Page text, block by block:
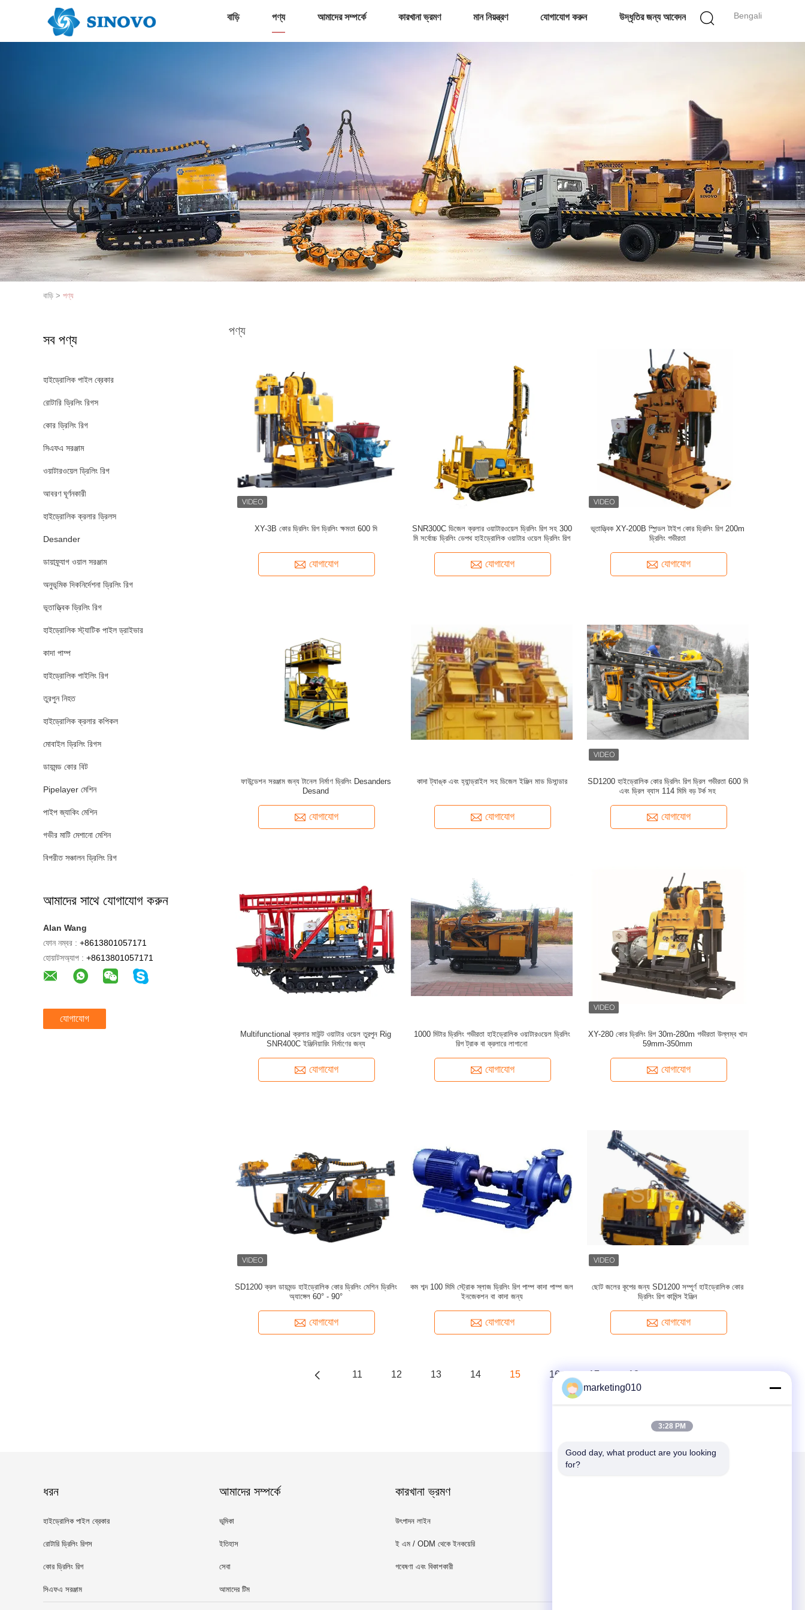
Bengali
বাড়ি পণ্য আমাদের সম্পর্কে কারখানা ভ্রমণ মান নিয়ন্ত্রণ যোগাযোগ করুন উদ্ধৃতির জন্য আবেদন
বাড়ি > পণ্য
সব পণ্য
হাইড্রোলিক পাইল ব্রেকার
রোটারি ড্রিলিং রিগস
কোর ড্রিলিং রিগ
সিএফএ সরঞ্জাম
ওয়াটারওয়েল ড্রিলিং রিগ
আবরণ ঘূর্ণনকারী
হাইড্রোলিক ক্রলার ড্রিলস
Desander
ডায়াফ্র্যাগ ওয়াল সরঞ্জাম
অনুভূমিক দিকনির্দেশনা ড্রিলিং রিগ
ভূতাত্ত্বিক ড্রিলিং রিগ
হাইড্রোলিক স্ট্যাটিক পাইল ড্রাইভার
কাদা পাম্প
হাইড্রোলিক পাইলিং রিগ
তুরপুন নিহত
হাইড্রোলিক ক্রলার কপিকল
মোবাইল ড্রিলিং রিগস
ডায়মন্ড কোর বিট
Pipelayer মেশিন
পাইপ জ্যাকিং মেশিন
গভীর মাটি মেশানো মেশিন
বিপরীত সঞ্চালন ড্রিলিং রিগ
আমাদের সাথে যোগাযোগ করুন
Alan Wang
ফোন নম্বর : +8613801057171
হোয়াটসঅ্যাপ : +8613801057171
যোগাযোগ
পণ্য
XY-3B কোর ড্রিলিং রিগ ড্রিলিং ক্ষমতা 600 মি
যোগাযোগ
SNR300C ডিজেল ক্রলার ওয়াটারওয়েল ড্রিলিং রিগ সহ 300
মি সর্বোচ্চ ড্রিলিং ডেপথ হাইড্রোলিক ওয়াটার ওয়েল ড্রিলিং রিগ
যোগাযোগ
ভূতাত্ত্বিক XY-200B স্পিন্ডল টাইপ কোর ড্রিলিং রিগ 200m
ড্রিলিং গভীরতা
যোগাযোগ
ফাউন্ডেশন সরঞ্জাম জন্য টানেল নির্মাণ ড্রিলিং Desanders
Desand
যোগাযোগ
কাদা ট্যাঙ্ক এবং হ্যান্ড্রাইল সহ ডিজেল ইঞ্জিন মাড ডিসান্ডার
যোগাযোগ
SD1200 হাইড্রোলিক কোর ড্রিলিং রিগ ড্রিল গভীরতা 600 মি
এবং ড্রিল ব্যাস 114 মিমি বড় টর্ক সহ
যোগাযোগ
Multifunctional ক্রলার মাউন্ট ওয়াটার ওয়েল তুরপুন Rig
SNR400C ইঞ্জিনিয়ারিং নির্মাণের জন্য
যোগাযোগ
1000 মিটার ড্রিলিং গভীরতা হাইড্রোলিক ওয়াটারওয়েল ড্রিলিং
রিগ ট্রাক বা ক্রলারে লাগানো
যোগাযোগ
XY-280 কোর ড্রিলিং রিগ 30m-280m গভীরতা উল্লম্ব খাদ
59mm-350mm
যোগাযোগ
SD1200 ক্রল ডায়মন্ড হাইড্রোলিক কোর ড্রিলিং মেশিন ড্রিলিং
অ্যাঙ্গেল 60° - 90°
যোগাযোগ
কম শব্দ 100 মিমি স্ট্রোক স্লাজ ড্রিলিং রিগ পাম্প কাদা পাম্প জল
ইনজেকশন বা কাদা জন্য
যোগাযোগ
ছোট জলের কূপের জন্য SD1200 সম্পূর্ণ হাইড্রোলিক কোর
ড্রিলিং রিগ কামিন্স ইঞ্জিন
যোগাযোগ
11 12 13 14 15 16 17 18
ধরন
হাইড্রোলিক পাইল ব্রেকার
রোটারি ড্রিলিং রিগস
কোর ড্রিলিং রিগ
সিএফএ সরঞ্জাম
আমাদের সম্পর্কে
ভূমিকা
ইতিহাস
সেবা
আমাদের টিম
কারখানা ভ্রমণ
উৎপাদন লাইন
ই এম / ODM থেকে ইনকয়েরি
গবেষণা এবং বিকাশকারী
marketing010
3:28 PM
Good day, what product are you looking
for?